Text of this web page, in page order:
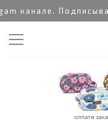
канале.